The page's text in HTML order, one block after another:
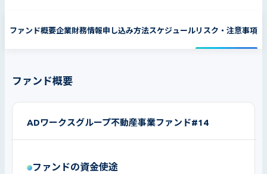
ファンド概要企業財務情報申し込み方法スケジュールリスク・注意事項
ファンド概要
ADワークスグループ不動産事業ファンド#14
ファンドの資金使途